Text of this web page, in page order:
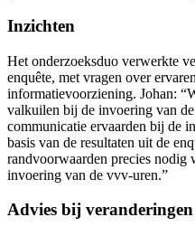
Inzichten
Het onderzoeksduo verwerkte
enquête, met vragen over
informatievoorziening. Johan:
valkuilen bij de invoering van
communicatie ervaarden bij de
basis van de resultaten uit de
randvoorwaarden precies nodig
invoering van de vvv-uren.”
Advies bij veranderingen